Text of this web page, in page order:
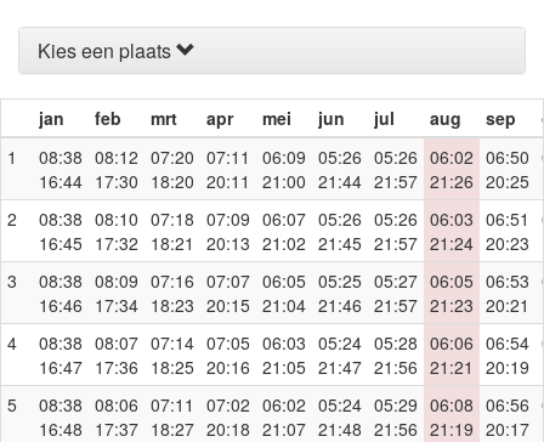
Kies een plaats
jan feb mrt apr mei jun jul aug sep
1
08:38
16:44
08:12
17:30
07:20
18:20
07:11
20:11
06:09
21:00
05:26
21:44
05:26
21:57
06:02
21:26
06:50
20:25
2
08:38
16:45
08:10
17:32
07:18
18:21
07:09
20:13
06:07
21:02
05:26
21:45
05:26
21:57
06:03
21:24
06:51
20:23
3
08:38
16:46
08:09
17:34
07:16
18:23
07:07
20:15
06:05
21:04
05:25
21:46
05:27
21:57
06:05
21:23
06:53
20:21
4
08:38
16:47
08:07
17:36
07:14
18:25
07:05
20:16
06:03
21:05
05:24
21:47
05:28
21:56
06:06
21:21
06:54
20:19
5
08:38
16:48
08:06
17:37
07:11
18:27
07:02
20:18
06:02
21:07
05:24
21:48
05:29
21:56
06:08
21:19
06:56
20:17